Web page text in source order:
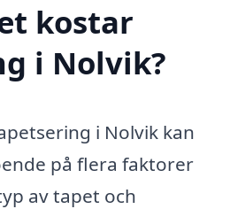
kostar
i Nolvik?
i Nolvik kan
på flera faktorer
av tapet och